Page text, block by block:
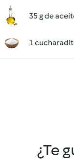
35 g de
1
¿Te